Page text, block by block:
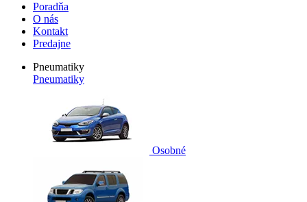
Poradňa
O nás
Kontakt
Predajne
Pneumatiky
Pneumatiky
Osobné